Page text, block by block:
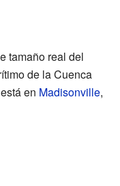
tamaño real del
de la Cuenca
en Madisonville,